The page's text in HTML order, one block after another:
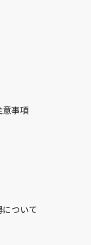
意事項
ついて